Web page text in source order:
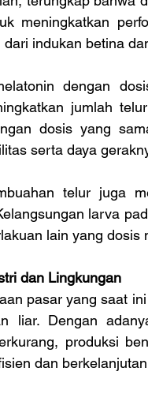
meningkatkan
indukan betina
dengan
jumlah
dosis yang
serta daya
telur juga
larva
lain yang
dan Lingkungan
pasar yang saat
liar. Dengan
produksi
dan